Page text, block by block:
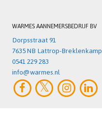
WARMES AANNEMERSBEDRIJF BV
Dorpsstraat 91
7635 NB Lattrop-Breklenkamp
0541 229 283
info@warmes.nl